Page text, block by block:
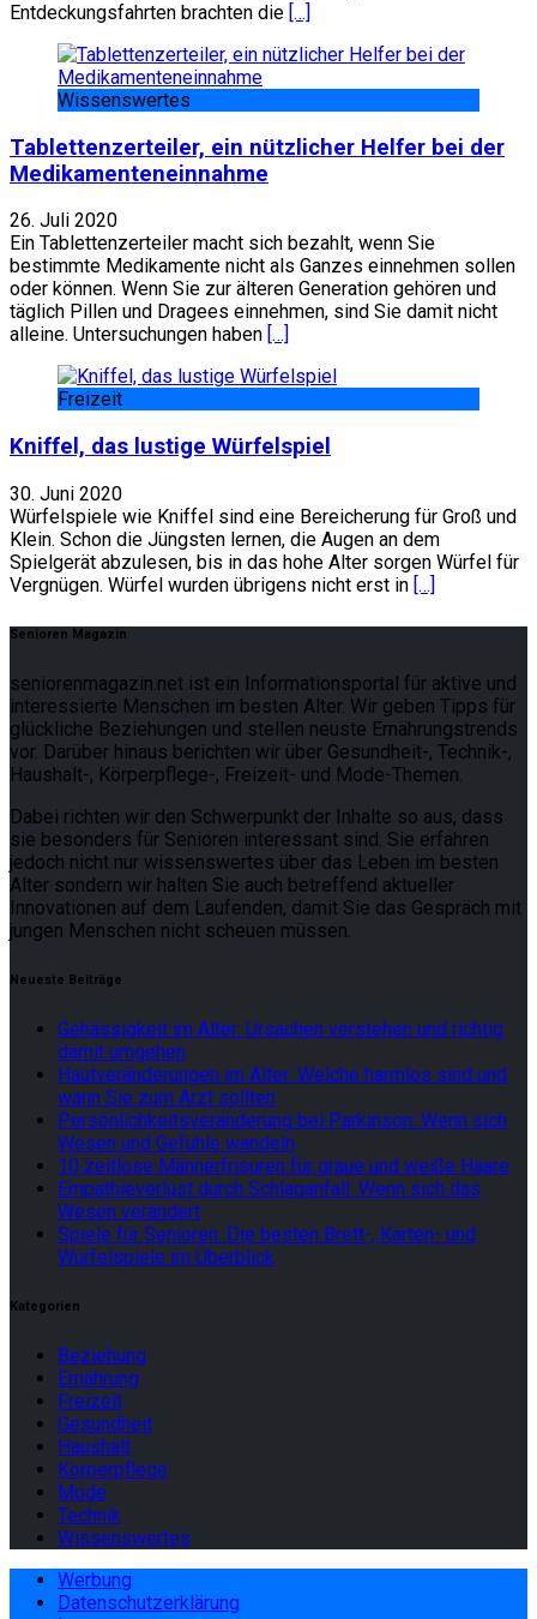
Entdeckungsfahrten brachten die […]
Wissenswertes
Tablettenzerteiler, ein nützlicher Helfer bei der
Medikamenteneinnahme
26. Juli 2020
Ein Tablettenzerteiler macht sich bezahlt, wenn Sie
bestimmte Medikamente nicht als Ganzes einnehmen sollen
oder können. Wenn Sie zur älteren Generation gehören und
täglich Pillen und Dragees einnehmen, sind Sie damit nicht
alleine. Untersuchungen haben […]
Freizeit
Kniffel, das lustige Würfelspiel
30. Juni 2020
Würfelspiele wie Kniffel sind eine Bereicherung für Groß und
Klein. Schon die Jüngsten lernen, die Augen an dem
Spielgerät abzulesen, bis in das hohe Alter sorgen Würfel für
Vergnügen. Würfel wurden übrigens nicht erst in […]
Senioren Magazin
seniorenmagazin.net ist ein Informationsportal für aktive und
interessierte Menschen im besten Alter. Wir geben Tipps für
glückliche Beziehungen und stellen neuste Ernährungstrends
vor. Darüber hinaus berichten wir über Gesundheit-, Technik-,
Haushalt-, Körperpflege-, Freizeit- und Mode-Themen.
Dabei richten wir den Schwerpunkt der Inhalte so aus, dass
sie besonders für Senioren interessant sind. Sie erfahren
jedoch nicht nur wissenswertes über das Leben im besten
Alter sondern wir halten Sie auch betreffend aktueller
Innovationen auf dem Laufenden, damit Sie das Gespräch mit
jungen Menschen nicht scheuen müssen.
Neueste Beiträge
Gehässigkeit im Alter: Ursachen verstehen und richtig
damit umgehen
Hautveränderungen im Alter: Welche harmlos sind und
wann Sie zum Arzt sollten
Persönlichkeitsveränderung bei Parkinson: Wenn sich
Wesen und Gefühle wandeln
10 zeitlose Männerfrisuren für graue und weiße Haare
Empathieverlust durch Schlaganfall: Wenn sich das
Wesen verändert
Spiele für Senioren: Die besten Brett-, Karten- und
Würfelspiele im Überblick
Kategorien
Beziehung
Ernährung
Freizeit
Gesundheit
Haushalt
Körperpflege
Mode
Technik
Wissenswertes
Werbung
Datenschutzerklärung